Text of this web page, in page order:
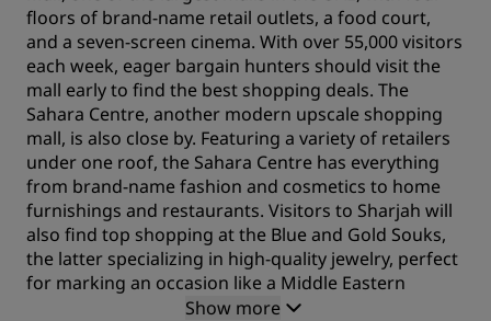
floors of brand-name retail outlets, a food court,
and a seven-screen cinema. With over 55,000 visitors
each week, eager bargain hunters should visit the
mall early to find the best shopping deals. The
Sahara Centre, another modern upscale shopping
mall, is also close by. Featuring a variety of retailers
under one roof, the Sahara Centre has everything
from brand-name fashion and cosmetics to home
furnishings and restaurants. Visitors to Sharjah will
also find top shopping at the Blue and Gold Souks,
the latter specializing in high-quality jewelry, perfect
for marking an occasion like a Middle Eastern
Show more